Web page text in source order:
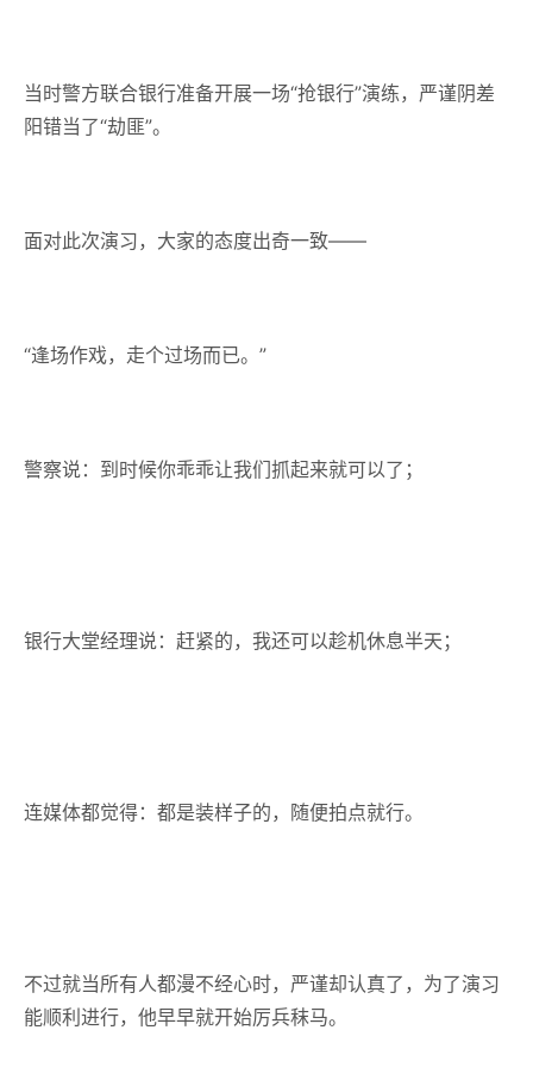
当时警方联合银行准备开展一场“抢银行”演练，严谨阴差
阳错当了“劫匪”。
面对此次演习，大家的态度出奇一致——
“逢场作戏，走个过场而已。”
警察说：到时候你乖乖让我们抓起来就可以了；
银行大堂经理说：赶紧的，我还可以趁机休息半天；
连媒体都觉得：都是装样子的，随便拍点就行。
不过就当所有人都漫不经心时，严谨却认真了，为了演习
能顺利进行，他早早就开始厉兵秣马。